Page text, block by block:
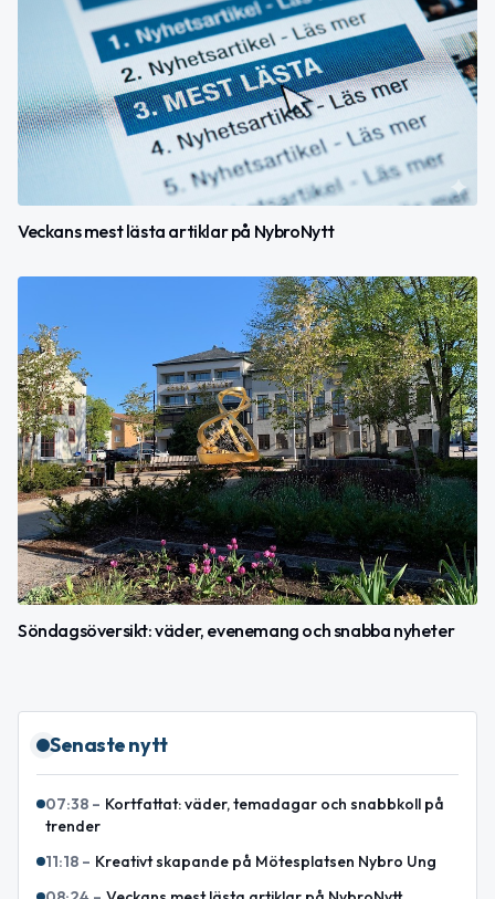
Veckans mest lästa artiklar på NybroNytt
Söndagsöversikt: väder, evenemang och snabba nyheter
Senaste nytt
07:38 – Kortfattat: väder, temadagar och snabbkoll på
trender
11:18 – Kreativt skapande på Mötesplatsen Nybro Ung